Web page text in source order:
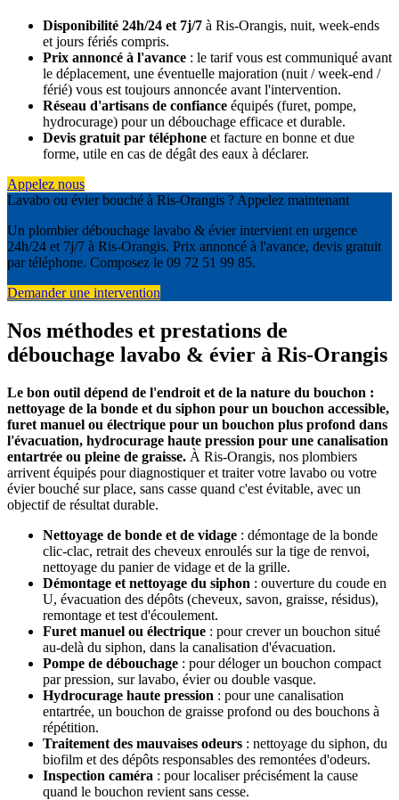
Disponibilité 24h/24 et 7j/7 à Ris-Orangis, nuit, week-ends
et jours fériés compris.
Prix annoncé à l'avance : le tarif vous est communiqué avant
le déplacement, une éventuelle majoration (nuit / week-end /
férié) vous est toujours annoncée avant l'intervention.
Réseau d'artisans de confiance équipés (furet, pompe,
hydrocurage) pour un débouchage efficace et durable.
Devis gratuit par téléphone et facture en bonne et due
forme, utile en cas de dégât des eaux à déclarer.
Appelez nous
Lavabo ou évier bouché à Ris-Orangis ? Appelez maintenant
Un plombier débouchage lavabo & évier intervient en urgence
24h/24 et 7j/7 à Ris-Orangis. Prix annoncé à l'avance, devis gratuit
par téléphone. Composez le 09 72 51 99 85.
Demander une intervention
Nos méthodes et prestations de
débouchage lavabo & évier à Ris-Orangis
Le bon outil dépend de l'endroit et de la nature du bouchon :
nettoyage de la bonde et du siphon pour un bouchon accessible,
furet manuel ou électrique pour un bouchon plus profond dans
l'évacuation, hydrocurage haute pression pour une canalisation
entartrée ou pleine de graisse. À Ris-Orangis, nos plombiers
arrivent équipés pour diagnostiquer et traiter votre lavabo ou votre
évier bouché sur place, sans casse quand c'est évitable, avec un
objectif de résultat durable.
Nettoyage de bonde et de vidage : démontage de la bonde
clic-clac, retrait des cheveux enroulés sur la tige de renvoi,
nettoyage du panier de vidage et de la grille.
Démontage et nettoyage du siphon : ouverture du coude en
U, évacuation des dépôts (cheveux, savon, graisse, résidus),
remontage et test d'écoulement.
Furet manuel ou électrique : pour crever un bouchon situé
au-delà du siphon, dans la canalisation d'évacuation.
Pompe de débouchage : pour déloger un bouchon compact
par pression, sur lavabo, évier ou double vasque.
Hydrocurage haute pression : pour une canalisation
entartrée, un bouchon de graisse profond ou des bouchons à
répétition.
Traitement des mauvaises odeurs : nettoyage du siphon, du
biofilm et des dépôts responsables des remontées d'odeurs.
Inspection caméra : pour localiser précisément la cause
quand le bouchon revient sans cesse.